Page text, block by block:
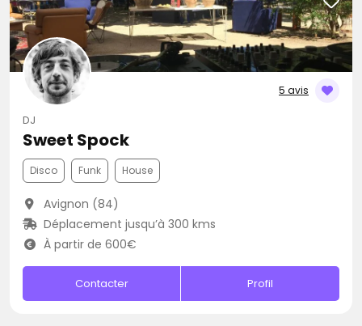
5 avis
DJ
Sweet Spock
Disco Funk House
Avignon (84)
Déplacement jusqu’à 300 kms
À partir de 600€
Contacter Profil